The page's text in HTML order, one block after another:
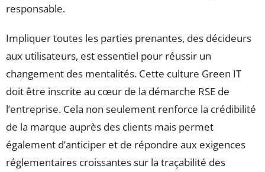
responsable.
Impliquer toutes les parties prenantes, des décideurs
aux utilisateurs, est essentiel pour réussir un
changement des mentalités. Cette culture Green IT
doit être inscrite au cœur de la démarche RSE de
l’entreprise. Cela non seulement renforce la crédibilité
de la marque auprès des clients mais permet
également d’anticiper et de répondre aux exigences
réglementaires croissantes sur la traçabilité des